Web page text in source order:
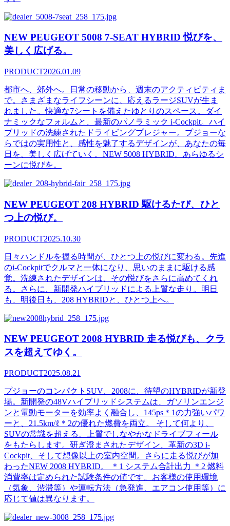
NEW PEUGEOT 5008 7-SEAT HYBRID 悦びを、
美しく広げる。
PRODUCT2026.01.09
都市へ、郊外へ。日常の移動から、週末のアクティビティま
で。さまざまなライフシーンに、応えるラージSUVが生ま
れました。快適な7シートを備えたゆとりのスペース。ダイ
ナミックなフォルムと、最新のパノラミック i-Cockpit。ハイ
ブリッドの洗練されたドライビングプレジャー。プジョーな
らではの実用性と、感性を魅了するデザインが、あなたの毎
日を、美しく広げていく。NEW 5008 HYBRID。あらゆるシ
ーンに悦びを。
NEW PEUGEOT 208 HYBRID 駆けるたび、ひと
つ上の悦び。
PRODUCT2025.10.30
日々ハンドルを握る時間が、ひとつ上の悦びに変わる。先進
のi-Cockpitでクルマと一体になり、思いのままに駆ける感
覚。洗練されたデザインは、その悦びをさらに高めてくれ
る。さらに、新開発ハイブリッドによる上質な走り。明日
も、明後日も、208 HYBRIDと、ひとつ上へ。
NEW PEUGEOT 2008 HYBRID 走る悦びも、クラ
スを超えてゆく。
PRODUCT2025.08.21
プジョーのコンパクトSUV、2008に、待望のHYBRIDが新登
場。新開発の48Vハイブリッドシステムは、ガソリンエンジ
ンと電動モーターを効率よく融合し、145ps＊1の力強いパワ
ーと、21.5km/ℓ＊2の優れた燃費を両立。 そして何より、
SUVの常識を超える、上質でしなやかなドライブフィール
をもたらします。研ぎ澄まされたデザイン、革新の3D i-
Cockpit、そして想像以上の室内空間。さらに走る悦びが加
わったNEW 2008 HYBRID。 ＊1 システム合計出力 ＊2 燃料
消費率は定められた試験条件の値です。お客様の使用環境
（気象、渋滞等）や運転方法（急発進、エアコン使用等）に
応じて値は異なります。